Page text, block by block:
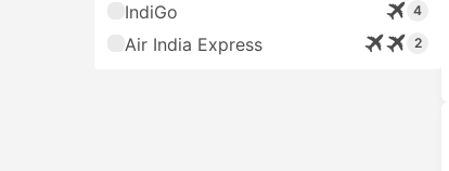
IndiGo 4
Air India Express 2